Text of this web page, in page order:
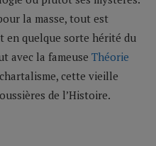
la masse, tout est
en quelque sorte hérité du
avec la fameuse Théorie
cette vieille
de l’Histoire.